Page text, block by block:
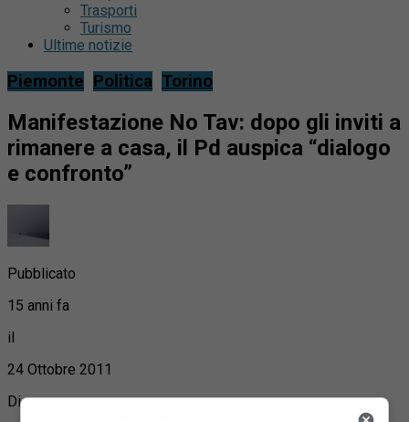
Trasporti
Turismo
Ultime notizie
Piemonte Politica Torino
Manifestazione No Tav: dopo gli inviti a
rimanere a casa, il Pd auspica “dialogo
e confronto”
Pubblicato
15 anni fa
il
24 Ottobre 2011
Di